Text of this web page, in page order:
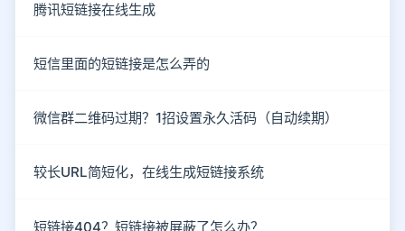
腾讯短链接在线生成
短信里面的短链接是怎么弄的
微信群二维码过期？1招设置永久活码（自动续期）
较长URL简短化，在线生成短链接系统
短链接404？短链接被屏蔽了怎么办？